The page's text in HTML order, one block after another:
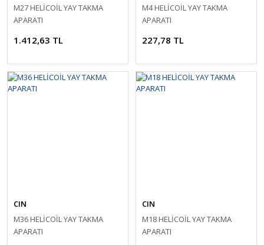
M27 HELİCOİL YAY TAKMA
APARATI
1.412,63 TL
M4 HELİCOİL YAY TAKMA
APARATI
227,78 TL
CIN
M36 HELİCOİL YAY TAKMA
APARATI
CIN
M18 HELİCOİL YAY TAKMA
APARATI